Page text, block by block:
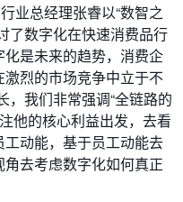
业总经理张睿以“数智之
数字化在快速消费品行
是未来的趋势，消费企
烈的市场竞争中立于不
，我们非常强调“全链路的
他的核心利益出发，去看
动能，基于员工动能去
去考虑数字化如何真正